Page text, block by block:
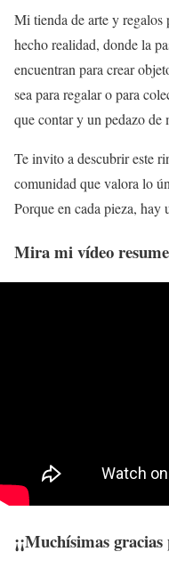
Mi tienda de arte y regalos
hecho realidad, donde la
encuentran para crear
sea para regalar o para
que contar y un pedazo de
Te invito a descubrir este
comunidad que valora lo
Porque en cada pieza,
Mira mi vídeo
¡¡Muchísimas